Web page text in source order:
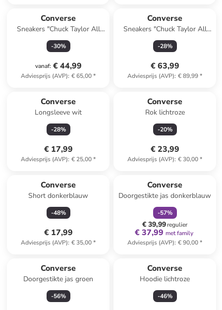
Converse
Sneakers "Chuck Taylor All
Star" rood
-30%
vanaf: € 44,99
Adviesprijs (AVP): € 65,00*
Converse
Sneakers "Chuck Taylor All
Star Move Hi" roze
-28%
€ 63,99
Adviesprijs (AVP): € 89,99*
Converse
Longsleeve wit
-28%
€ 17,99
Adviesprijs (AVP): € 25,00*
Converse
Rok lichtroze
-20%
€ 23,99
Adviesprijs (AVP): € 30,00*
Converse
Short donkerblauw
-48%
€ 17,99
Adviesprijs (AVP): € 35,00*
Converse
Doorgestikte jas donkerblauw
-57%
€ 39,99regulier
€ 37,99 met family
Adviesprijs (AVP): € 90,00*
Converse
Doorgestikte jas groen
-56%
Converse
Hoodie lichtroze
-46%